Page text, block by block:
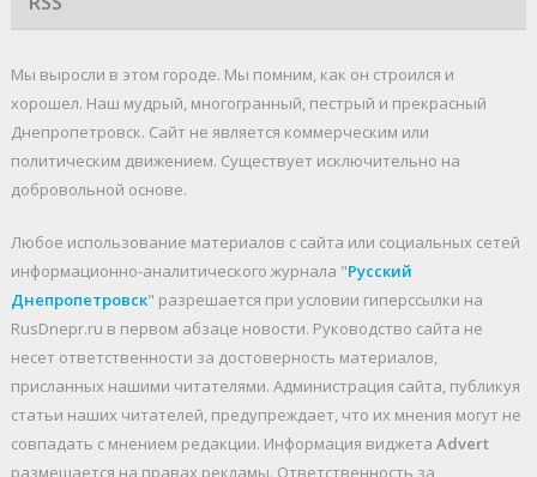
Мы выросли в этом городе. Мы помним, как он строился и
хорошел. Наш мудрый, многогранный, пестрый и прекрасный
Днепропетровск. Cайт не является коммерческим или
политическим движением. Существует исключительно на
добровольной основе.
Любое использование материалов c сайта или социальных сетей
информационно-аналитического журнала "Русский
Днепропетровск" разрешается при условии гиперссылки на
RusDnepr.ru в первом абзаце новости. Руководство сайта не
несет ответственности за достоверность материалов,
присланных нашими читателями. Администрация сайта, публикуя
статьи наших читателей, предупреждает, что их мнения могут не
совпадать с мнением редакции. Информация виджета Advert
размещается на правах рекламы. Ответственность за